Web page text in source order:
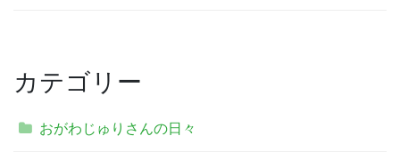
カテゴリー
おがわじゅりさんの日々